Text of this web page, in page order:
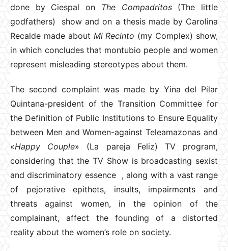
done by Ciespal on The Compadritos(The little
godfathers) show and on a thesis made by Carolina
Recalde made about Mi Recinto (my Complex) show,
in which concludes that montubio people and women
represent misleading stereotypes about them.
The second complaint was made by Yina del Pilar
Quintana-president of the Transition Committee for
the Definition of Public Institutions to Ensure Equality
between Men and Women-against Teleamazonas and
«Happy Couple» (La pareja Feliz) TV program,
considering that the TV Show is broadcasting sexist
and discriminatory essence , along with a vast range
of pejorative epithets, insults, impairments and
threats against women, in the opinion of the
complainant, affect the founding of a distorted
reality about the women’s role on society.